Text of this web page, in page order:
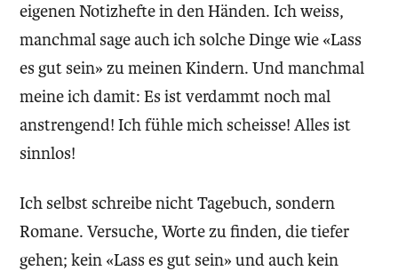
eigenen Notizhefte in den Händen. Ich weiss,
manchmal sage auch ich solche Dinge wie «Lass
es gut sein» zu meinen Kindern. Und manchmal
meine ich damit: Es ist verdammt noch mal
anstrengend! Ich fühle mich scheisse! Alles ist
sinnlos!
Ich selbst schreibe nicht Tagebuch, sondern
Romane. Versuche, Worte zu finden, die tiefer
gehen; kein «Lass es gut sein» und auch kein